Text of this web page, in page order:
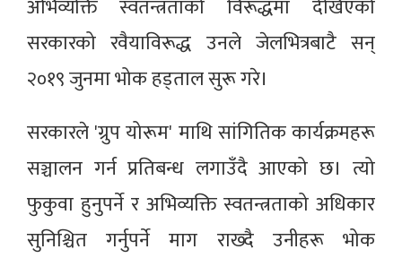
अभिव्यक्ति स्वतन्त्रताको विरूद्धमा देखिएको
सरकारको रवैयाविरूद्ध उनले जेलभित्रबाटै सन्
२०१९ जुनमा भोक हड्ताल सुरू गरे।
सरकारले 'ग्रुप योरूम' माथि सांगितिक कार्यक्रमहरू
सञ्चालन गर्न प्रतिबन्ध लगाउँदै आएको छ। त्यो
फुकुवा हुनुपर्ने र अभिव्यक्ति स्वतन्त्रताको अधिकार
सुनिश्चित गर्नुपर्ने माग राख्दै उनीहरू भोक